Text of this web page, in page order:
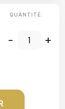
QUANTITÉ:
- +